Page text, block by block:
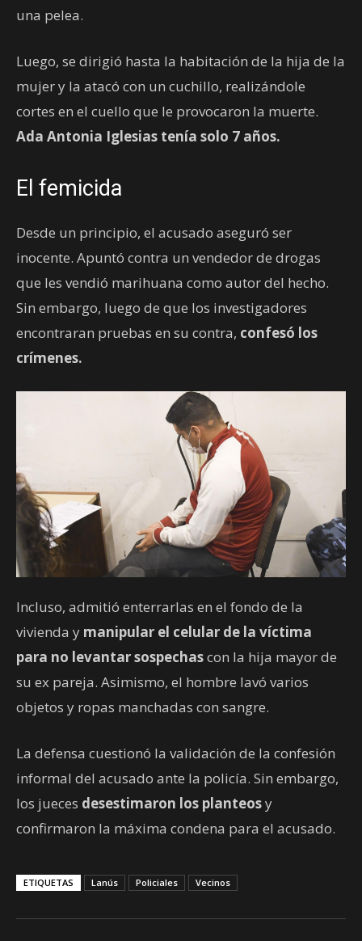
una pelea.
Luego, se dirigió hasta la habitación de la hija de la
mujer y la atacó con un cuchillo, realizándole
cortes en el cuello que le provocaron la muerte.
Ada Antonia Iglesias tenía solo 7 años.
El femicida
Desde un principio, el acusado aseguró ser
inocente. Apuntó contra un vendedor de drogas
que les vendió marihuana como autor del hecho.
Sin embargo, luego de que los investigadores
encontraran pruebas en su contra, confesó los
crímenes.
Incluso, admitió enterrarlas en el fondo de la
vivienda y manipular el celular de la víctima
para no levantar sospechascon la hija mayor de
su ex pareja. Asimismo, el hombre lavó varios
objetos y ropas manchadas con sangre.
La defensa cuestionó la validación de la confesión
informal del acusado ante la policía. Sin embargo,
los jueces desestimaron los planteosy
confirmaron la máxima condena para el acusado.
ETIQUETAS Lanús Policiales Vecinos